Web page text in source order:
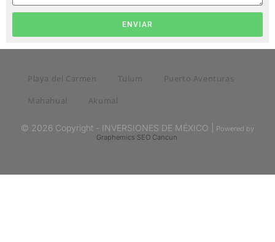
ENVIAR
Playa del Carmen Tulum
Puerto Aventuras
Mahahual
Akumal
© 2026 Copyright - INVERSIONES DE MÉXICO |
Powered by
Graphemics SEO Cancun